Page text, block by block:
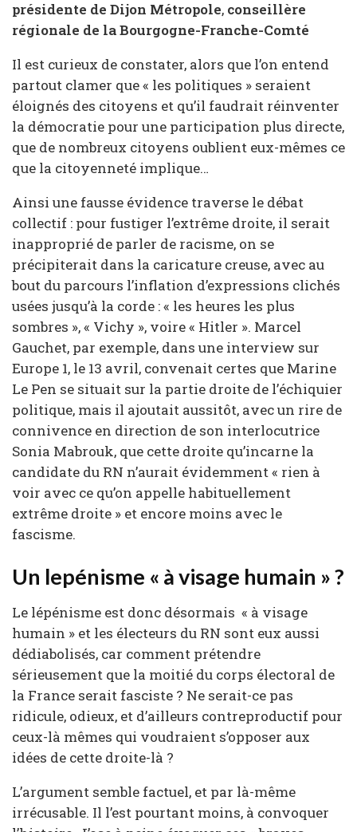
présidente de Dijon Métropole, conseillère
régionale de la Bourgogne-Franche-Comté
Il est curieux de constater, alors que l’on entend
partout clamer que « les politiques » seraient
éloignés des citoyens et qu’il faudrait réinventer
la démocratie pour une participation plus directe,
que de nombreux citoyens oublient eux-mêmes ce
que la citoyenneté implique…
Ainsi une fausse évidence traverse le débat
collectif : pour fustiger l’extrême droite, il serait
inapproprié de parler de racisme, on se
précipiterait dans la caricature creuse, avec au
bout du parcours l’inflation d’expressions clichés
usées jusqu’à la corde : « les heures les plus
sombres », « Vichy », voire « Hitler ». Marcel
Gauchet, par exemple, dans une interview sur
Europe 1, le 13 avril, convenait certes que Marine
Le Pen se situait sur la partie droite de l’échiquier
politique, mais il ajoutait aussitôt, avec un rire de
connivence en direction de son interlocutrice
Sonia Mabrouk, que cette droite qu’incarne la
candidate du RN n’aurait évidemment « rien à
voir avec ce qu’on appelle habituellement
extrême droite » et encore moins avec le
fascisme.
Un lepénisme « à visage humain » ?
Le lépénisme est donc désormais « à visage
humain » et les électeurs du RN sont eux aussi
dédiabolisés, car comment prétendre
sérieusement que la moitié du corps électoral de
la France serait fasciste ? Ne serait-ce pas
ridicule, odieux, et d’ailleurs contreproductif pour
ceux-là mêmes qui voudraient s’opposer aux
idées de cette droite-là ?
L’argument semble factuel, et par là-même
irrécusable. Il l’est pourtant moins, à convoquer